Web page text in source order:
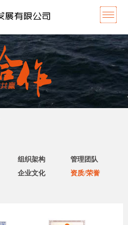
组织架构
管理团队
企业文化
资质/荣誉